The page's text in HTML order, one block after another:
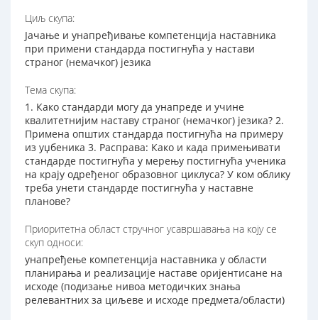
Циљ скупа:
Јачање и унапређивање компетенција наставника
при примени стандарда постигнућа у настави
страног (немачког) језика
Тема скупа:
1. Како стандарди могу да унапреде и учине
квалитетнијим наставу страног (немачког) језика? 2.
Примена општих стандарда постигнућа на примеру
из уџбеника 3. Расправа: Како и када примењивати
стандарде постигнућа у мерењу постигнућа ученика
на крају одређеног образовног циклуса? У ком облику
треба унети стандарде постигнућа у наставне
планове?
Приоритетна област стручног усавршавања на коју се
скуп односи:
унапређење компетенција наставника у области
планирања и реализације наставе оријентисане на
исходе (подизање нивоа методичких знања
релевантних за циљеве и исходе предмета/области)